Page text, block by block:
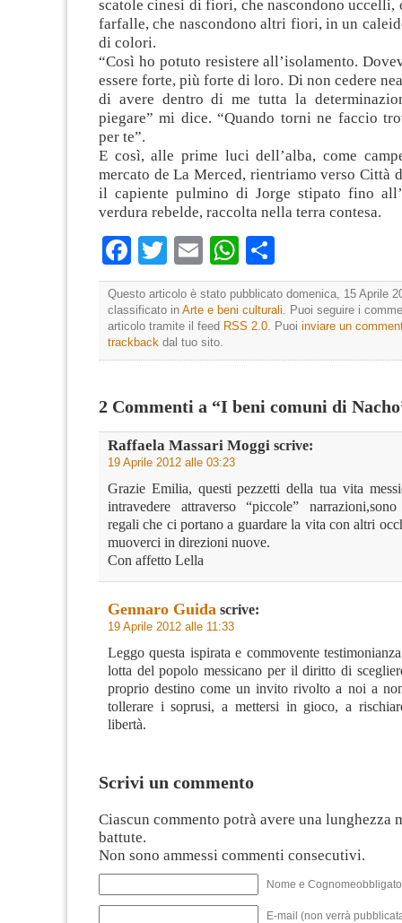
scatole cinesi di fiori, che nascondono uccelli,
farfalle, che nascondono altri fiori, in un
di colori.
“Così ho potuto resistere all’isolamento.
essere forte, più forte di loro. Di non cedere
di avere dentro di me tutta la
piegare” mi dice. “Quando torni ne faccio
per te”.
E così, alle prime luci dell’alba, come
mercato de La Merced, rientriamo verso Città
il capiente pulmino di Jorge stipato fino
verdura rebelde, raccolta nella terra contesa.
Facebook
TwitterEmailWhatsApp
Questo articolo è stato pubblicato domenica, 15 Aprile
classificato in Arte e beni culturali. Puoi seguire i
articolo tramite il feed RSS 2.0. Puoi inviare un
trackback dal tuo sito.
2 Commenti a “I beni comuni di
Raffaela Massari Moggi scrive:
19 Aprile 2012 alle 03:23
Grazie Emilia, questi pezzetti della tua vita
intravedere attraverso “piccole”
regali che ci portano a guardare la vita con altri
muoverci in direzioni nuove.
Con affetto Lella
Gennaro Guida scrive:
19 Aprile 2012 alle 11:33
Leggo questa ispirata e commovente
lotta del popolo messicano per il diritto di
proprio destino come un invito rivolto a noi a
tollerare i soprusi, a mettersi in gioco, a
libertà.
Scrivi un commento
Ciascun commento potrà avere una lunghezza
battute.
Non sono ammessi commenti consecutivi.
Nome e
E-mail (non verrà